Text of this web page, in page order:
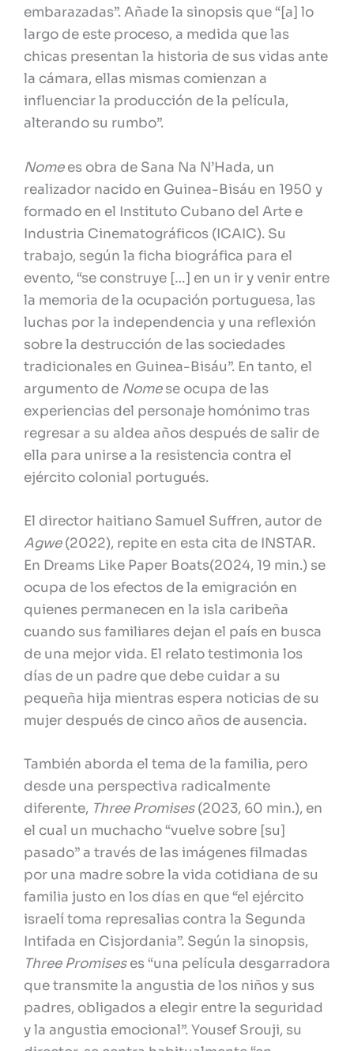
embarazadas”. Añade la sinopsis que “[a] lo
largo de este proceso, a medida que las
chicas presentan la historia de sus vidas ante
la cámara, ellas mismas comienzan a
influenciar la producción de la película,
alterando su rumbo”.
Nomees obra de Sana Na N’Hada, un
realizador nacido en Guinea-Bisáu​ en 1950 y
formado en el Instituto Cubano del Arte e
Industria Cinematográficos (ICAIC). Su
trabajo, según la ficha biográfica para el
evento, “se construye […] en un ir y venir entre
la memoria de la ocupación portuguesa, las
luchas por la independencia y una reflexión
sobre la destrucción de las sociedades
tradicionales en Guinea-Bisáu​”. En tanto, el
argumento de Nomese ocupa de las
experiencias del personaje homónimo tras
regresar a su aldea años después de salir de
ella para unirse a la resistencia contra el
ejército colonial portugués.
El director haitiano Samuel Suffren, autor de
Agwe(2022), repite en esta cita de INSTAR.
En Dreams Like Paper Boats(2024, 19 min.) se
ocupa de los efectos de la emigración en
quienes permanecen en la isla caribeña
cuando sus familiares dejan el país en busca
de una mejor vida. El relato testimonia los
días de un padre que debe cuidar a su
pequeña hija mientras espera noticias de su
mujer después de cinco años de ausencia.
También aborda el tema de la familia, pero
desde una perspectiva radicalmente
diferente, Three Promises(2023, 60 min.), en
el cual un muchacho “vuelve sobre [su]
pasado” a través de las imágenes filmadas
por una madre sobre la vida cotidiana de su
familia justo en los días en que “el ejército
israelí toma represalias contra la Segunda
Intifada en Cisjordania”. Según la sinopsis,
Three Promiseses “una película desgarradora
que transmite la angustia de los niños y sus
padres, obligados a elegir entre la seguridad
y la angustia emocional”. Yousef Srouji, su